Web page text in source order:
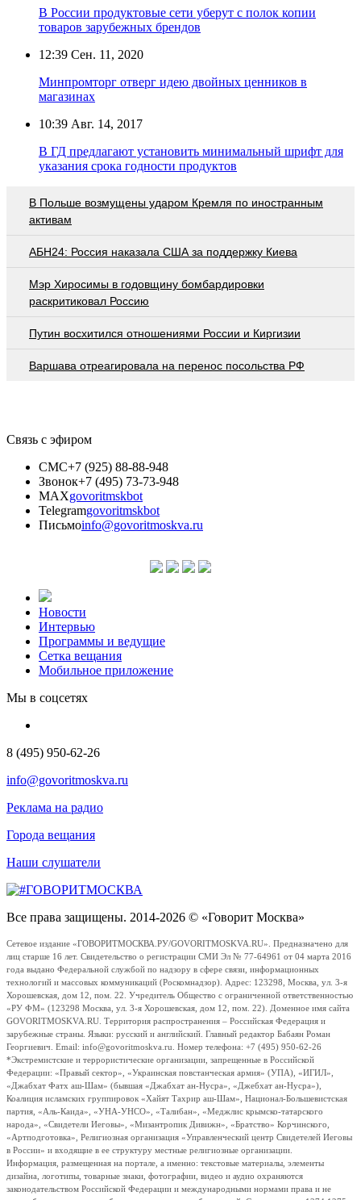
В России продуктовые сети уберут с полок копии
товаров зарубежных брендов
12:39 Сен. 11, 2020
Минпромторг отверг идею двойных ценников в
магазинах
10:39 Авг. 14, 2017
В ГД предлагают установить минимальный шрифт для
указания срока годности продуктов
В Польше возмущены ударом Кремля по иностранным
активам
АБН24: Россия наказала США за поддержку Киева
Мэр Хиросимы в годовщину бомбардировки
раскритиковал Россию
Путин восхитился отношениями России и Киргизии
Варшава отреагировала на перенос посольства РФ
Связь с эфиром
СМС+7 (925) 88-88-948
Звонок+7 (495) 73-73-948
MAXgovoritmskbot
Telegramgovoritmskbot
Письмоinfo@govoritmoskva.ru
Новости
Интервью
Программы и ведущие
Сетка вещания
Мобильное приложение
Мы в соцсетях
8 (495) 950-62-26
info@govoritmoskva.ru
Реклама на радио
Города вещания
Наши слушатели
Все права защищены. 2014-2026 © «Говорит Москва»
Сетевое издание «ГОВОРИТМОСКВА.РУ/GOVORITMOSKVA.RU». Предназначено для
лиц старше 16 лет. Свидетельство о регистрации СМИ Эл № 77-64961 от 04 марта 2016
года выдано Федеральной службой по надзору в сфере связи, информационных
технологий и массовых коммуникаций (Роскомнадзор). Адрес: 123298, Москва, ул. 3-я
Хорошевская, дом 12, пом. 22. Учредитель Общество с ограниченной ответственностью
«РУ ФМ» (123298 Москва, ул. 3-я Хорошевская, дом 12, пом. 22). Доменное имя сайта
GOVORITMOSKVA.RU. Территория распространения – Российская Федерация и
зарубежные страны. Языки: русский и английский. Главный редактор Бабаян Роман
Георгиевич. Email: info@govoritmoskva.ru. Номер телефона: +7 (495) 950-62-26
*Экстремистские и террористические организации, запрещенные в Российской
Федерации: «Правый сектор», «Украинская повстанческая армия» (УПА), «ИГИЛ»,
«Джабхат Фатх аш-Шам» (бывшая «Джабхат ан-Нусра», «Джебхат ан-Нусра»),
Коалиция исламских группировок «Хайят Тахрир аш-Шам», Национал-Большевистская
партия, «Аль-Каида», «УНА-УНСО», «Талибан», «Меджлис крымско-татарского
народа», «Свидетели Иеговы», «Мизантропик Дивижн», «Братство» Корчинского,
«Артподготовка», Религиозная организация «Управленческий центр Свидетелей Иеговы
в России» и входящие в ее структуру местные религиозные организации.
Информация, размещенная на портале, а именно: текстовые материалы, элементы
дизайна, логотипы, товарные знаки, фотографии, видео и аудио охраняются
законодательством Российской Федерации и международными нормами права и не